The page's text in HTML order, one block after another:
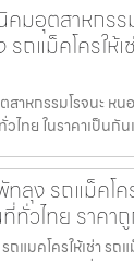
คมอุตสาหกร
รถแม็คโครให้
สาหกรรมโรจนะ หน
วไทย ในราคาเป็นกั
ทลุง รถแม็คโ
ทั่วไทย ราคา
ถแมคโครให้เช่า ร